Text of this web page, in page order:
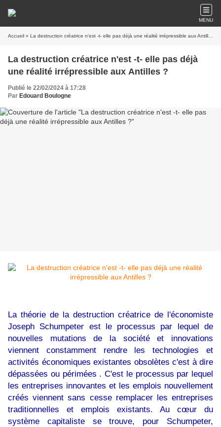
MENU
Accueil » La destruction créatrice n'est -t- elle pas déjà une réalité irrépressible aux Antilles ?
La destruction créatrice n'est -t- elle pas déjà
une réalité irrépressible aux Antilles ?
Publié le 22/02/2024 à 17:28
Par Edouard Boulogne
La théorie de la destruction créatrice de l'économiste
Joseph Schumpeter est le processus par lequel de
nouvelles mutations de la société et innovations
viennent constamment rendre les technologies et
activités économiques existantes obsolètes c'est à dire
dépassées ou périmées . C'est le processus par lequel
les entreprises innovantes et les emplois nouvellement
créés viennent sans cesse remplacer les entreprises
traditionnelles et emplois existants. Au cœur du
système capitaliste se trouve, pour Schumpeter,